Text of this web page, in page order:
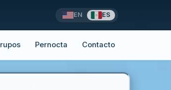
Pernocta Contacto
EN ES